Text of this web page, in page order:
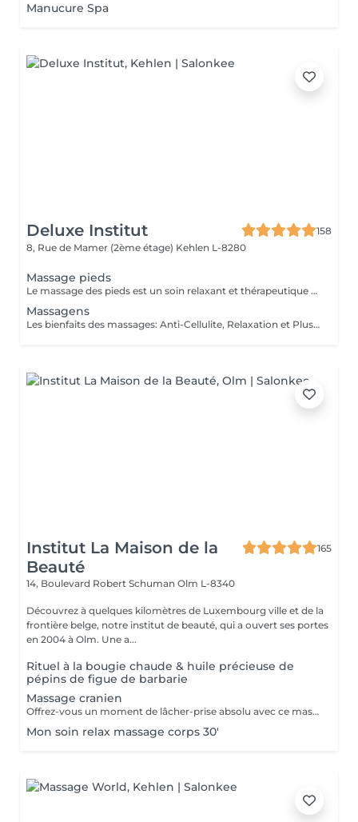
Manucure Spa
Deluxe Institut
158
8, Rue de Mamer (2ème étage) Kehlen L-8280
Massage pieds
Le massage des pieds est un soin relaxant et thérapeutique qui apporte de nombreux bienfaits tant pour le corps que pour l'esprit. En stimulant des points spécifiques sur les pieds, il aide à réduire les tensions et améliore la circulation sanguine.
Massagens
Les bienfaits des massages: Anti-Cellulite, Relaxation et Plus Le massage est une pratique ancestrale qui procure de nombreux bienfaits pour le corps et l'esprit. Selon la technique utilisée, il peut agir sur la détente, la circulation ou encore l'élimination des toxines. Le massage anti-cellulite : Il aide à réduire l'aspect peau d'orange en stimulant la circulation sanguine et lymphatique. Il favorise le drainage des toxines et améliore l'élasticité de la peau, la rendant plus ferme et plus lisse. Le massage de relaxation : Idéal pour relâcher les tensions et apaiser le stress, il procure une sensation de bien-être immédiate. Grâce à des mouvements lents et fluides, il détend les muscles et favorise un sommeil réparateur. Le massage drainant: Il active le système lymphatique et réduit la rétention d'eau, aidant ainsi à affiner la silhouette et à éliminer les toxines. Parfait pour les jambes lourdes ! Chaque type de massage a ses propres vertus et s'adapte aux besoins de chacun. Que ce soit pour retrouver une peau plus ferme, soulager les tensions ou simplement s'accorder un moment de bien-être, il y a un massage fait pour vous !
Institut La Maison de la
Beauté
165
14, Boulevard Robert Schuman Olm L-8340
Découvrez à quelques kilomètres de Luxembourg ville et de la
frontière belge, notre institut de beauté, qui a ouvert ses portes
en 2004 à Olm. Une a...
Rituel à la bougie chaude & huile précieuse de
pépins de figue de barbarie
Massage cranien
Offrez-vous un moment de lâcher-prise absolu avec ce massage crânien japonais authentique, transmis par une formatrice venue du Japon. Ce soin agit sur le cuir chevelu, la nuque et les trapèzes pour relâcher les tensions, apaiser le mental et rééquilibrer les énergies. Il favorise la détente profonde, améliore la circulation et aide à libérer le stress et la fatigue nerveuse. Idéal seul ou en complément d'un soin, pour une expérience de bien-être global et revitalisante.
Mon soin relax massage corps 30'